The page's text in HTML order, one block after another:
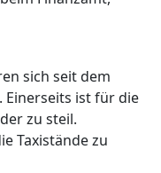
sich seit dem
ist für die
zu steil.
Taxistände zu